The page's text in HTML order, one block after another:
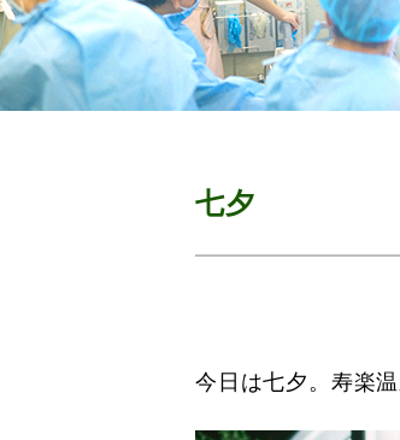
南港ユ
泌尿
七夕
今日は七夕。寿楽